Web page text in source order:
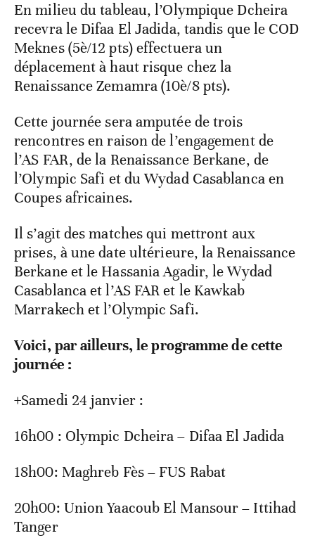
En milieu du tableau, l’Olympique Dcheira
recevra le Difaa El Jadida, tandis que le COD
Meknes (5è/12 pts) effectuera un
déplacement à haut risque chez la
Renaissance Zemamra (10è/8 pts).
Cette journée sera amputée de trois
rencontres en raison de l’engagement de
l’AS FAR, de la Renaissance Berkane, de
l’Olympic Safi et du Wydad Casablanca en
Coupes africaines.
Il s’agit des matches qui mettront aux
prises, à une date ultérieure, la Renaissance
Berkane et le Hassania Agadir, le Wydad
Casablanca et l’AS FAR et le Kawkab
Marrakech et l’Olympic Safi.
Voici, par ailleurs, le programme de cette
journée :
+Samedi 24 janvier :
16h00 : Olympic Dcheira – Difaa El Jadida
18h00: Maghreb Fès – FUS Rabat
20h00: Union Yaacoub El Mansour – Ittihad
Tanger